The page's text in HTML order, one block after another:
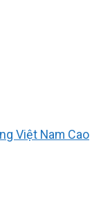
Việt Nam Cao